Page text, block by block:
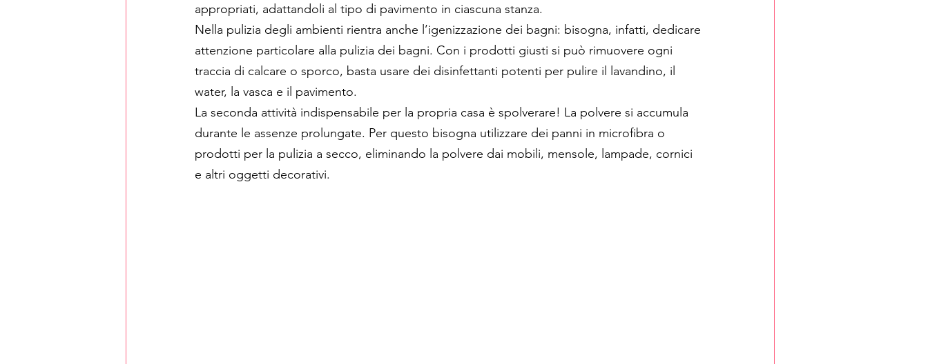
appropriati, adattandoli al tipo di pavimento in ciascuna stanza.
Nella pulizia degli ambienti rientra anche l’igenizzazione dei bagni: bisogna, infatti, dedicare
attenzione particolare alla pulizia dei bagni. Con i prodotti giusti si può rimuovere ogni
traccia di calcare o sporco, basta usare dei disinfettanti potenti per pulire il lavandino, il
water, la vasca e il pavimento.
La seconda attività indispensabile per la propria casa è spolverare! La polvere si accumula
durante le assenze prolungate. Per questo bisogna utilizzare dei panni in microfibra o
prodotti per la pulizia a secco, eliminando la polvere dai mobili, mensole, lampade, cornici
e altri oggetti decorativi.